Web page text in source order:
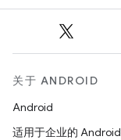
关于 ANDROID
Android
适用于企业的 Android